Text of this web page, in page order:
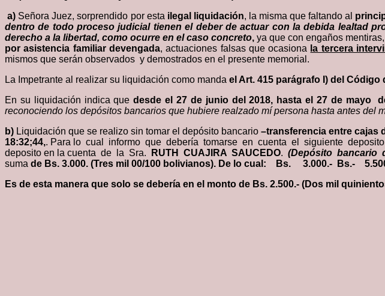
a) Señora Juez, sorprendido por esta ilegal liquidación, la misma que faltando al
dentro de todo proceso judicial tienen el deber de actuar con la debida lealtad
derecho a la libertad, como ocurre en el caso concreto, ya que con engaños
por asistencia familiar devengada, actuaciones falsas que ocasiona la tercera
mismos que serán observados y demostrados en el presente memorial.
La Impetrante al realizar su liquidación como manda el Art. 415 parágrafo I) del Código
En su liquidación indica quedesde el 27 de junio del 2018, hasta el 27 de mayo
reconociendo los depósitos bancarios que hubiere realzado mí persona hasta antes del
b) Liquidación que se realizo sin tomar el depósito bancario –transferencia entre cajas
18:32;44,. Para lo cual informo que debería tomarse en cuenta el siguiente
deposito en la cuenta de la Sra.
RUTH CUAJIRA SAUCEDO. (Depósito bancario
suma de Bs. 3.000. (Tres mil 00/100 bolivianos). De lo cual: Bs. 3.000.- Bs.-
Es de esta manera que solo se debería en el monto de Bs. 2.500.- (Dos mil